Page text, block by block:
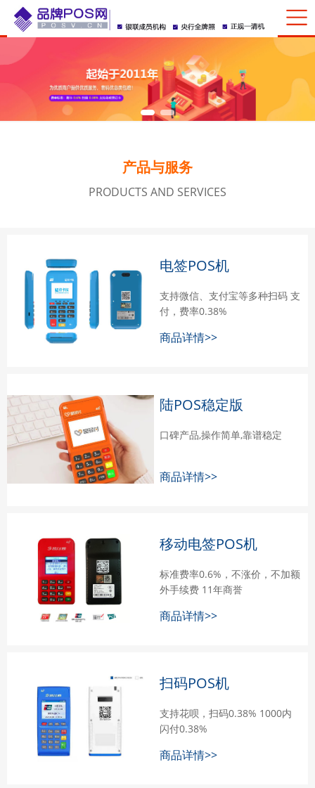
产品与服务
PRODUCTS AND SERVICES
电签POS机
支持微信、支付宝等多种扫码 支
付，费率0.38%
商品详情>>
陆POS稳定版
口碑产品,操作简单,靠谱稳定
商品详情>>
移动电签POS机
标准费率0.6%，不涨价，不加额
外手续费 11年商誉
商品详情>>
扫码POS机
支持花呗，扫码0.38% 1000内
闪付0.38%
商品详情>>